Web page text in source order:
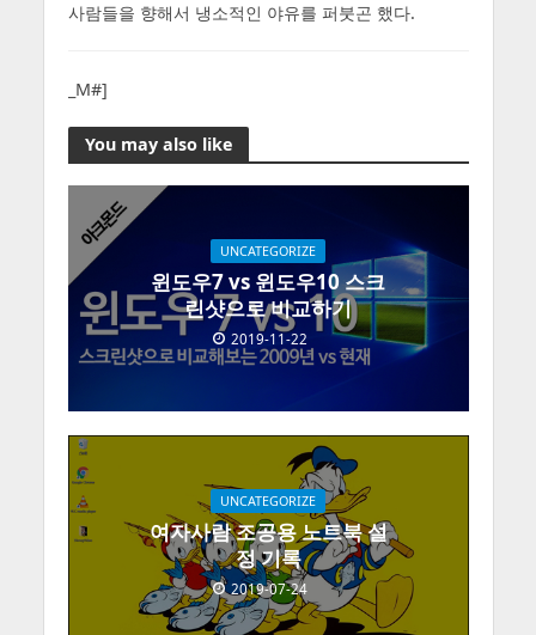
사람들을 향해서 냉소적인 야유를 퍼붓곤 했다.
_M#]
You may also like
UNCATEGORIZE
윈도우7 vs 윈도우10 스크
린샷으로 비교하기
2019-11-22
UNCATEGORIZE
여자사람 조공용 노트북 설
정 기록
2019-07-24